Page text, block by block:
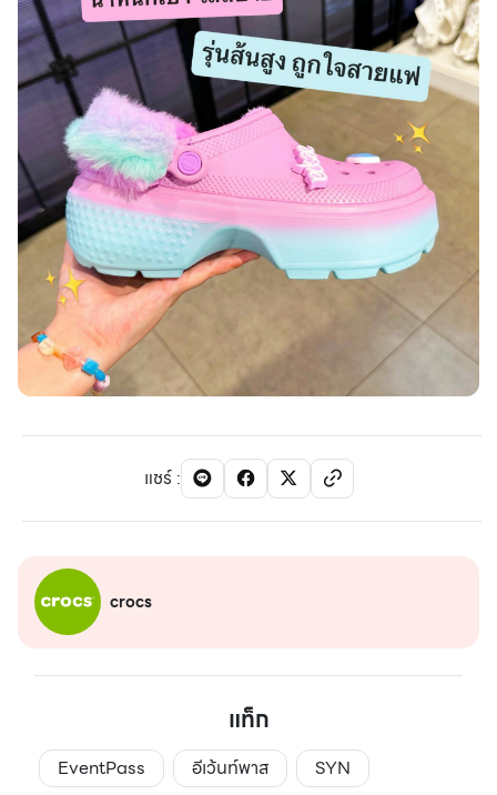
แชร์:
crocs
แท็ก
EventPass อีเว้นท์พาส
SYN